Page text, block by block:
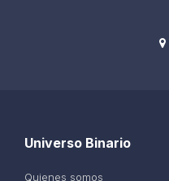

Universo Binario
Quienes somos